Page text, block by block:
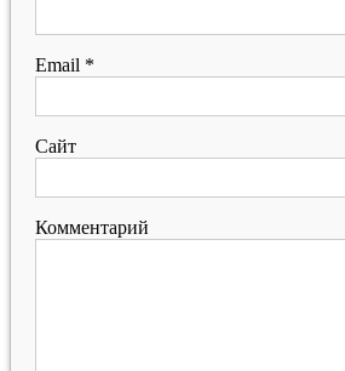
Email *
Сайт
Комментарий